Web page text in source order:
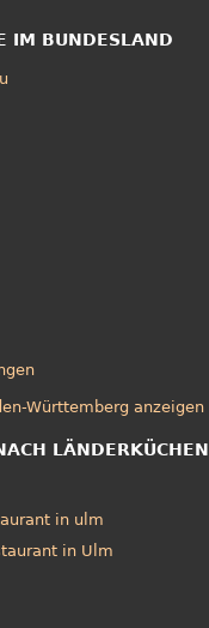
IM BUNDESLAND
Württemberg anzeigen
LÄNDERKÜCHEN
in ulm
in Ulm